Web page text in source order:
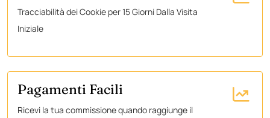
Tracciabilità dei Cookie per 15 Giorni Dalla Visita
Iniziale
Pagamenti Facili
Ricevi la tua commissione quando raggiunge il